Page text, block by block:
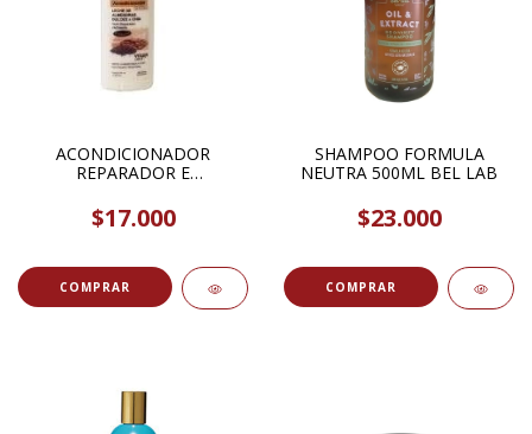
ACONDICIONADOR
REPARADOR E
LECHE DE ALMENDRAS Y
CHIA 350ML FRENZZOI SPA
$17.000
SHAMPOO FORMULA
NEUTRA 500ML BEL LAB
$23.000